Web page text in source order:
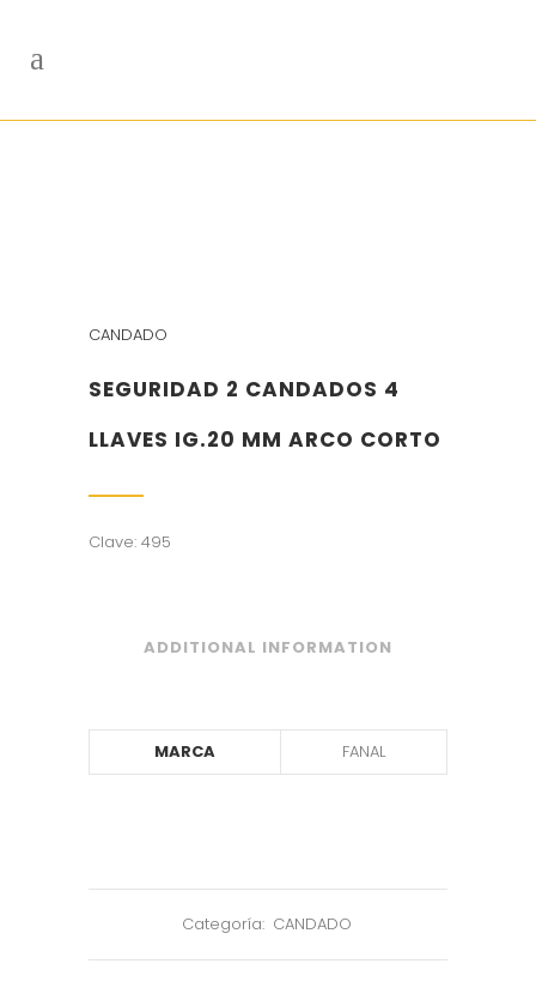
CANDADO
SEGURIDAD 2 CANDADOS 4
LLAVES IG.20 MM ARCO CORTO
Clave: 495
ADDITIONAL INFORMATION
MARCA FANAL
Categoría: CANDADO